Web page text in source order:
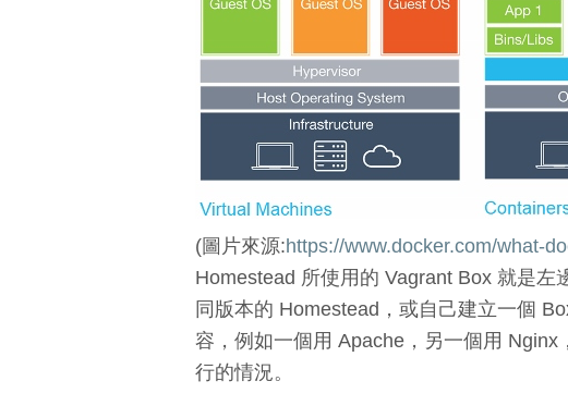
(圖片來源:https://www.docker.com/what-
Homestead 所使用的 Vagrant Box 就是左
同版本的 Homestead，或自己建立一個
容，例如一個用 Apache，另一個用
行的情況。